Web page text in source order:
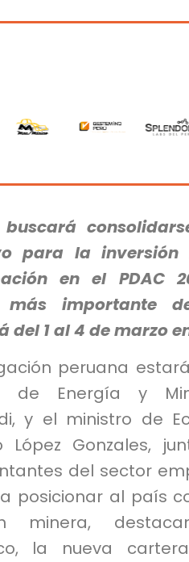
buscará
para la inversión
en el PDAC
más importante
del 1 al 4 de marzo
peruana
de Energía y
y el ministro de
López Gonzales,
del sector
posicionar al país
minera,
la nueva